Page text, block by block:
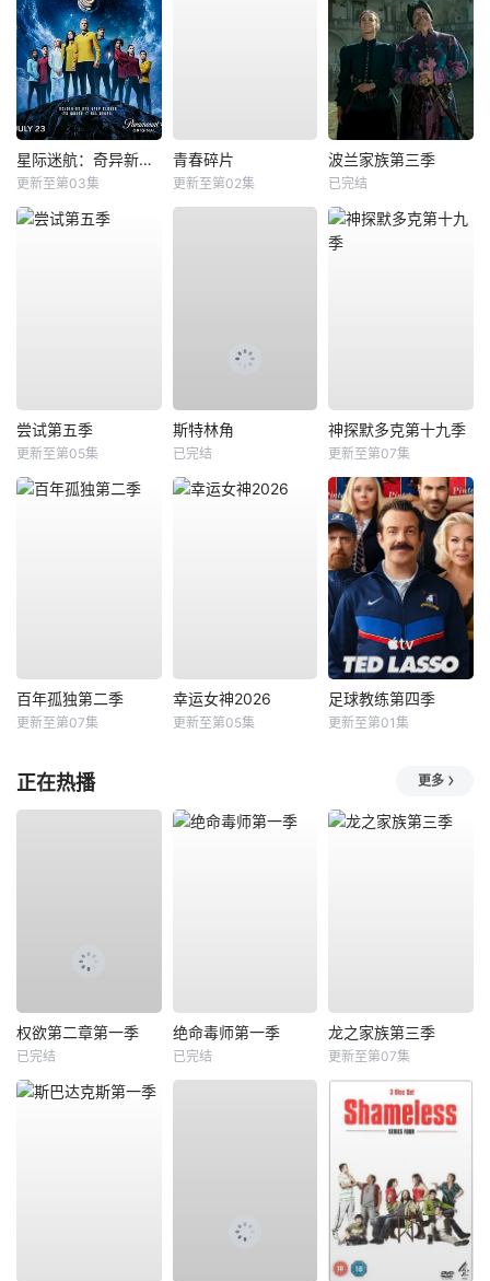
星际迷航：奇异新世界第四季
更新至第03集
青春碎片
更新至第02集
波兰家族第三季
已完结
尝试第五季
更新至第05集
斯特林角
已完结
神探默多克第十九季
更新至第07集
百年孤独第二季
更新至第07集
幸运女神2026
更新至第05集
足球教练第四季
更新至第01集
正在热播 更多
权欲第二章第一季
已完结
绝命毒师第一季
已完结
龙之家族第三季
更新至第07集